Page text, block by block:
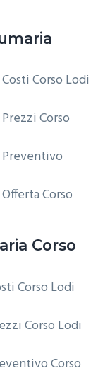
Corso Lodi
Corso
Preventivo
Corso
Corso
Corso Lodi
Corso Lodi
Corso